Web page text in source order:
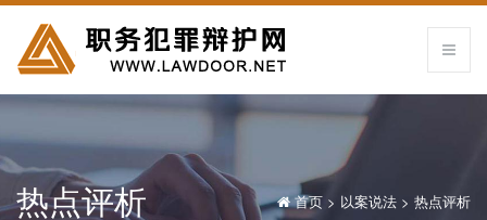
热点评析 首页 > 以案说法 > 热点评析